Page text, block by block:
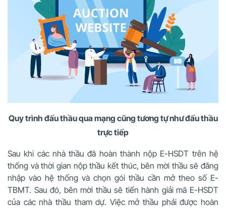
Quy trình đấu thầu qua mạng cũng tương tự như đấu thầu
trực tiếp
Sau khi các nhà thầu đã hoàn thành nộp E-HSDT trên hệ
thống và thời gian nộp thầu kết thúc, bên mời thầu sẽ đăng
nhập vào hệ thống và chọn gói thầu cần mở theo số E-
TBMT. Sau đó, bên mời thầu sẽ tiến hành giải mã E-HSDT
của các nhà thầu tham dự. Việc mở thầu phải được hoàn